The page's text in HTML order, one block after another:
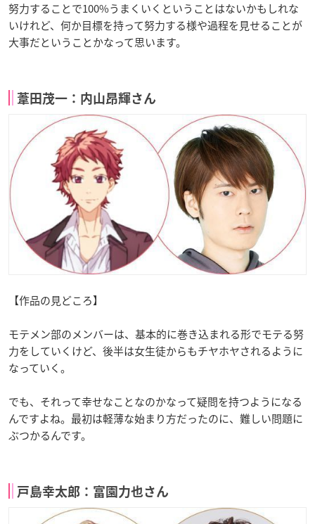
努力することで100%うまくいくということはないかもしれな
いけれど、何か目標を持って努力する様や過程を見せることが
大事だということかなって思います。
葦田茂一：内山昂輝さん
【作品の見どころ】
モテメン部のメンバーは、基本的に巻き込まれる形でモテる努
力をしていくけど、後半は女生徒からもチヤホヤされるように
なっていく。
でも、それって幸せなことなのかなって疑問を持つようになる
んですよね。最初は軽薄な始まり方だったのに、難しい問題に
ぶつかるんです。
戸島幸太郎：富園力也さん